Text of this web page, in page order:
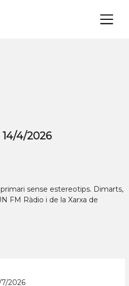
×
4/2026
sense estereotips. Dimarts,
FM Ràdio i de la Xarxa de
2026